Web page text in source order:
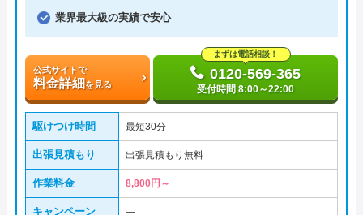
業界最大級の実績で安心
公式サイトで
料金詳細を見る
まずは電話相談！
0120-569-365
受付時間 8:00～22:00
駆けつけ時間 最短30分
出張見積もり 出張見積もり無料
作業料金 8,800円～
キャンペーン ―